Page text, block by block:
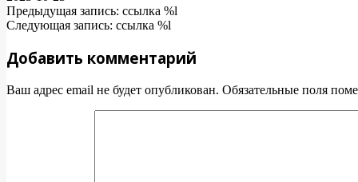
Предыдущая запись: ссылка %l
Следующая запись: ссылка %l
Добавить комментарий
Ваш адрес email не будет опубликован. Обязательные поля